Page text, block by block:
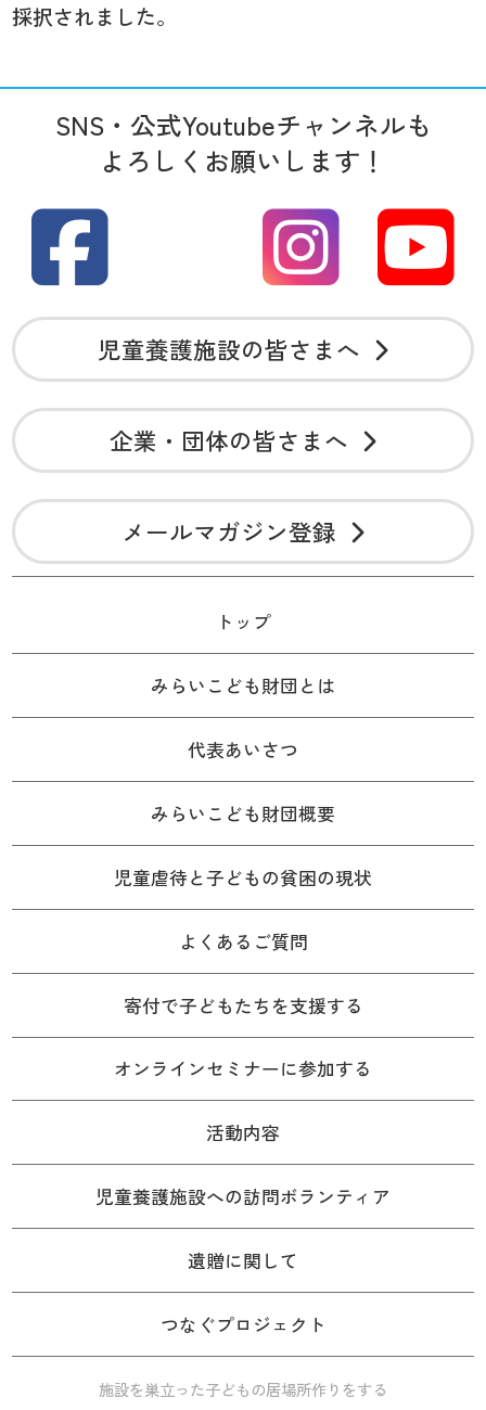
採択されました。
SNS・公式Youtubeチャンネルも
よろしくお願いします！
児童養護施設の皆さまへ
企業・団体の皆さまへ
メールマガジン登録
トップ
みらいこども財団とは
代表あいさつ
みらいこども財団概要
児童虐待と子どもの貧困の現状
よくあるご質問
寄付で子どもたちを支援する
オンラインセミナーに参加する
活動内容
児童養護施設への訪問ボランティア
遺贈に関して
つなぐプロジェクト
施設を巣立った子どもの居場所作りをする